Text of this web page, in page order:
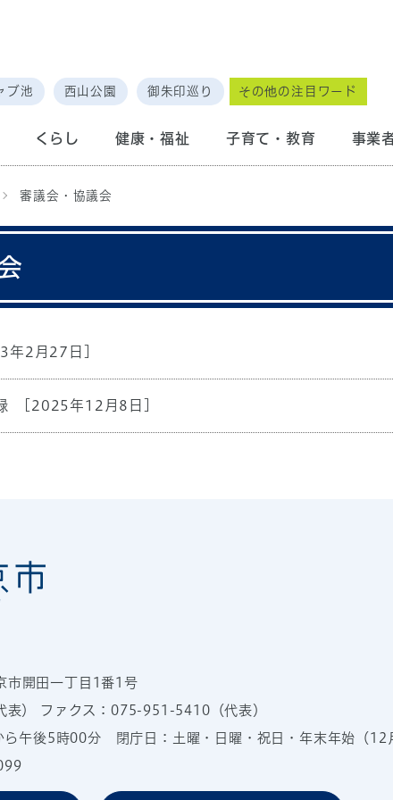
ブ池 西山公園 御朱印巡り その他の注目ワード
くらし 健康・福祉 子育て・教育 事業
審議会・協議会
年2月27日]
[2025年12月8日]
市開田一丁目1番1号
表） ファクス：075-951-5410（代表）
ら午後5時00分 閉庁日：土曜・日曜・祝日・年末年始（12